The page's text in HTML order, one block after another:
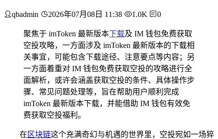
qbadmin 2026年07月08日 11:38 1.0K 0
聚焦于 imToken 最新版本下载及 IM 钱包免费获取
空投攻略，一方面涉及 imToken 最新版本的下载相
关事宜，可能包含下载途径、注意要点等内容；另
一方面着重对 IM 钱包免费获取空投的攻略进行全
面解析，或许会涵盖获取空投的条件、具体操作步
骤、常见问题处理等，旨在帮助用户顺利完成
imToken 最新版本下载，并能借助 IM 钱包有效免
费获取空投福利。
在 区块链这个充满奇幻与机遇的世界里，空投宛如一场猝